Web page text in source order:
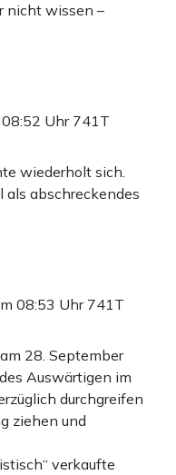
nicht wissen –
Uhr 741T
wiederholt sich.
als abschreckendes
08:53 Uhr 741T
28. September
Auswärtigen im
durchgreifen
ziehen und
verkaufte